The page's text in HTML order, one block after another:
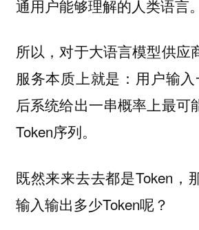
通用户能够理解的人类语言。
所以，对于大语言模型供应
服务本质上就是：用户输入
后系统给出一串概率上最可
Token序列。
既然来来去去都是Token，
输入输出多少Token呢？